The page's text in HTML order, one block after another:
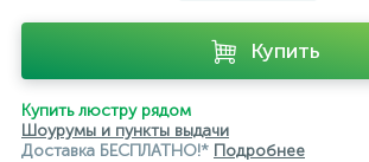
подвесные светильники Newport
подвесные светильники Odeon Light
Купить
Купить люстру рядом
Шоурумы и пункты выдачи
Доставка БЕСПЛАТНО!* Подробнее